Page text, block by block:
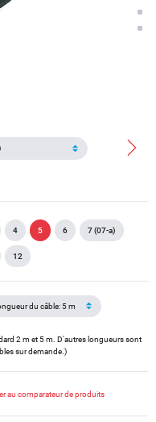
4 5 6 7 (07-a)
12
2 m et 5 m. D'autres longueurs sont
sur demande.)
au comparateur de produits